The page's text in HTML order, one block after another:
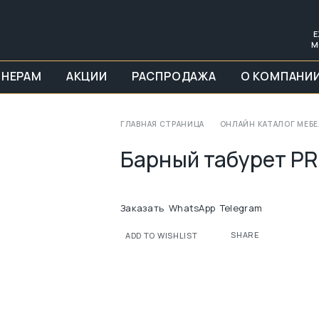
АКЦИИ РАСПРОДАЖА О
ГЛАВНАЯ СТРАНИЦА ОНЛАЙН КАТАЛОГ
Барный табурет
Заказать WhatsApp Telegram
ADD TO WISHLIST SHARE